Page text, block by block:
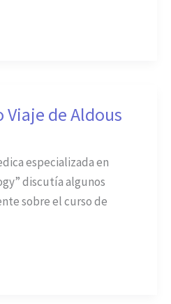
Viaje de Aldous
especializada en
discutía algunos
sobre el curso de